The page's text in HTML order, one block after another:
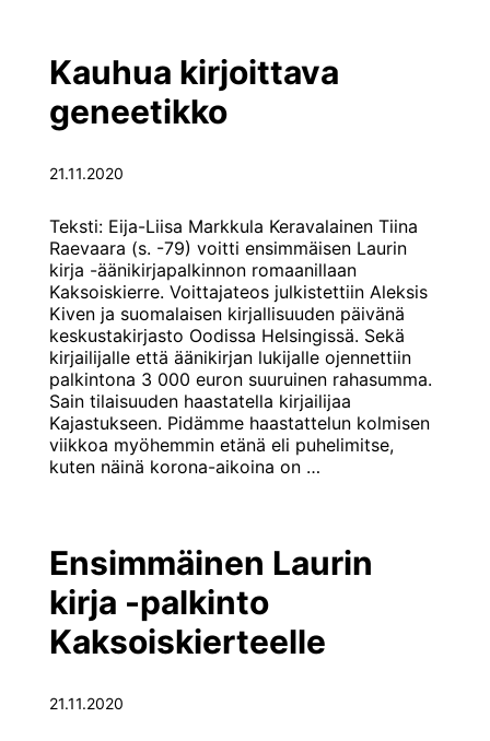
Kauhua kirjoittava
geneetikko
21.11.2020
Teksti: Eija-Liisa Markkula Keravalainen Tiina
Raevaara (s. -79) voitti ensimmäisen Laurin
kirja -äänikirjapalkinnon romaanillaan
Kaksoiskierre. Voittajateos julkistettiin Aleksis
Kiven ja suomalaisen kirjallisuuden päivänä
keskustakirjasto Oodissa Helsingissä. Sekä
kirjailijalle että äänikirjan lukijalle ojennettiin
palkintona 3 000 euron suuruinen rahasumma.
Sain tilaisuuden haastatella kirjailijaa
Kajastukseen. Pidämme haastattelun kolmisen
viikkoa myöhemmin etänä eli puhelimitse,
kuten näinä korona-aikoina on …
Ensimmäinen Laurin
kirja -palkinto
Kaksoiskierteelle
21.11.2020